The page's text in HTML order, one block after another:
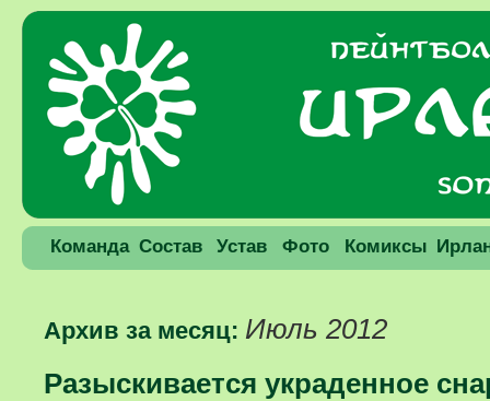
Команда Состав Устав Фото Комиксы
Архив за месяц: Июль 2012
Разыскивается украденное